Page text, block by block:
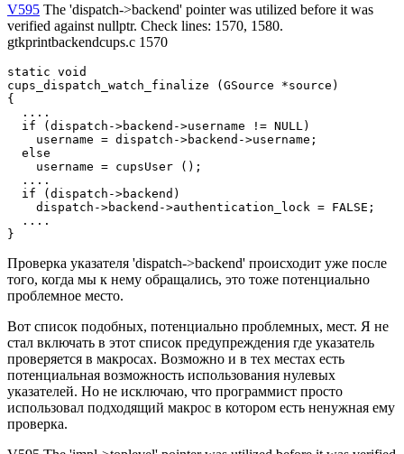
V595 The 'dispatch->backend' pointer was utilized before it was
verified against nullptr. Check lines: 1570, 1580.
gtkprintbackendcups.c 1570
static void
cups_dispatch_watch_finalize (GSource *source)
{
  ....
  if (dispatch->backend->username != NULL)
    username = dispatch->backend->username;
  else
    username = cupsUser ();
  ....
  if (dispatch->backend)
    dispatch->backend->authentication_lock = FALSE;
  ....
}
Проверка указателя 'dispatch->backend' происходит уже после
того, когда мы к нему обращались, это тоже потенциально
проблемное место.
Вот список подобных, потенциально проблемных, мест. Я не
стал включать в этот список предупреждения где указатель
проверяется в макросах. Возможно и в тех местах есть
потенциальная возможность использования нулевых
указателей. Но не исключаю, что программист просто
использовал подходящий макрос в котором есть ненужная ему
проверка.